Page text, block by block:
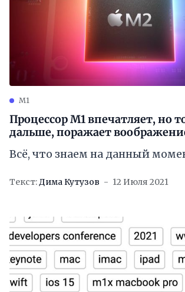
M1
Процессор M1 впечатляет, но
дальше, поражает
Всё, что знаем на данный
Текст:Дима Кутузов 12 Июля 2021